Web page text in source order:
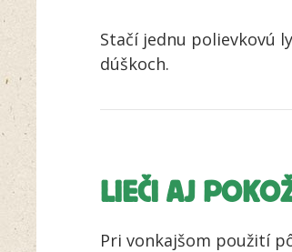
Stačí jednu polievkovú
dúškoch.
LIEČI AJ
Pri vonkajšom použití